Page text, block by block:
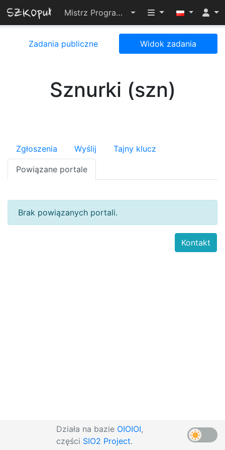
Mistrz Programowania 2024 Przełącz
Zadania publiczne Widok zadania
Sznurki (szn)
Zgłoszenia Wyślij Tajny klucz
Powiązane portale
Brak powiązanych portali.
Działa na bazie OIOIOI,
części SIO2 Project.
Kontakt